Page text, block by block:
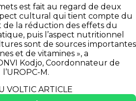
est fait au regard de deux
cultural qui tient compte du
la réduction des effets du
puis l’aspect nutritionnel
sont de sources importantes
et de vitamines », a
Kodjo, Coordonnateur de
l’UROPC-M.